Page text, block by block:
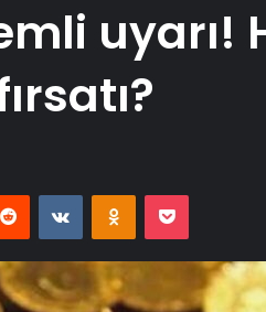
uyarı!
Reddit VKontakteOdnoklassniki
Pocket